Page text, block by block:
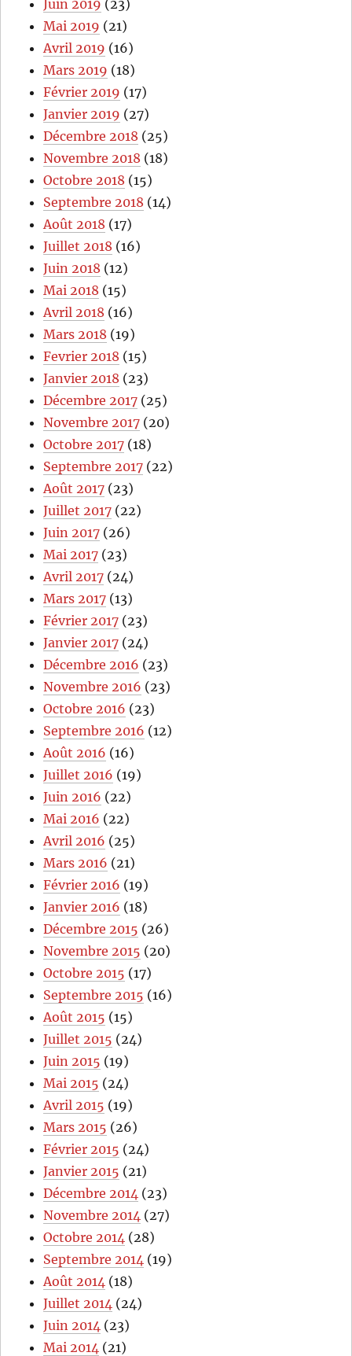
Juin 2019 (23)
Mai 2019 (21)
Avril 2019 (16)
Mars 2019 (18)
Février 2019 (17)
Janvier 2019 (27)
Décembre 2018 (25)
Novembre 2018 (18)
Octobre 2018 (15)
Septembre 2018 (14)
Août 2018 (17)
Juillet 2018 (16)
Juin 2018 (12)
Mai 2018 (15)
Avril 2018 (16)
Mars 2018 (19)
Fevrier 2018 (15)
Janvier 2018 (23)
Décembre 2017 (25)
Novembre 2017 (20)
Octobre 2017 (18)
Septembre 2017 (22)
Août 2017 (23)
Juillet 2017 (22)
Juin 2017 (26)
Mai 2017 (23)
Avril 2017 (24)
Mars 2017 (13)
Février 2017 (23)
Janvier 2017 (24)
Décembre 2016 (23)
Novembre 2016 (23)
Octobre 2016 (23)
Septembre 2016 (12)
Août 2016 (16)
Juillet 2016 (19)
Juin 2016 (22)
Mai 2016 (22)
Avril 2016 (25)
Mars 2016 (21)
Février 2016 (19)
Janvier 2016 (18)
Décembre 2015 (26)
Novembre 2015 (20)
Octobre 2015 (17)
Septembre 2015 (16)
Août 2015 (15)
Juillet 2015 (24)
Juin 2015 (19)
Mai 2015 (24)
Avril 2015 (19)
Mars 2015 (26)
Février 2015 (24)
Janvier 2015 (21)
Décembre 2014 (23)
Novembre 2014 (27)
Octobre 2014 (28)
Septembre 2014 (19)
Août 2014 (18)
Juillet 2014 (24)
Juin 2014 (23)
Mai 2014 (21)